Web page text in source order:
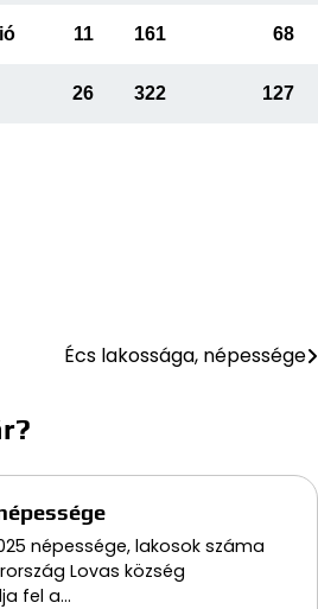
11 161 68
26 322 127
Écs lakossága, népessége
népessége, lakosok száma
Lovas község
fel a…